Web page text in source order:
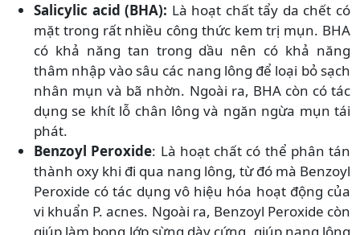
Salicylic acid (BHA): Là hoạt chất tẩy da chết có
mặt trong rất nhiều công thức kem trị mụn. BHA
có khả năng tan trong dầu nên có khả năng
thâm nhập vào sâu các nang lông để loại bỏ sạch
nhân mụn và bã nhờn. Ngoài ra, BHA còn có tác
dụng se khít lỗ chân lông và ngăn ngừa mụn tái
phát.
Benzoyl Peroxide: Là hoạt chất có thể phân tán
thành oxy khi đi qua nang lông, từ đó mà Benzoyl
Peroxide có tác dụng vô hiệu hóa hoạt động của
vi khuẩn P. acnes. Ngoài ra, Benzoyl Peroxide còn